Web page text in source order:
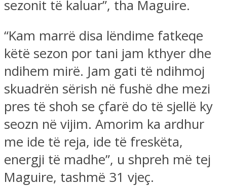
sezonit të kaluar”, tha Maguire.
“Kam marrë disa lëndime fatkeqe
këtë sezon por tani jam kthyer dhe
ndihem mirë. Jam gati të ndihmoj
skuadrën sërish në fushë dhe mezi
pres të shoh se çfarë do të sjellë ky
seozn në vijim. Amorim ka ardhur
me ide të reja, ide të freskëta,
energji të madhe”, u shpreh më tej
Maguire, tashmë 31 vjeç.